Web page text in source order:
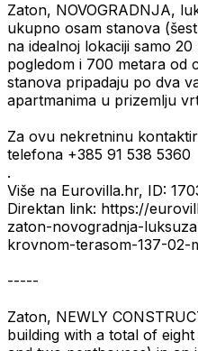
Zaton, NOVOGRADNJA,
ukupno osam stanova
na idealnoj lokaciji samo
pogledom i 700 metara od
stanova pripadaju po dva
apartmanima u prizemlju
Za ovu nekretninu
telefona +385 91 538 5360
.
Više na Eurovilla.hr, ID:
Direktan link: https://
zaton-novogradnja-
krovnom-terasom-137-02-
-----
Zaton, NEWLY
building with a total of